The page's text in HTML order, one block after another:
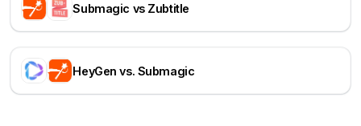
Submagic vs Zubtitle
HeyGen vs. Submagic